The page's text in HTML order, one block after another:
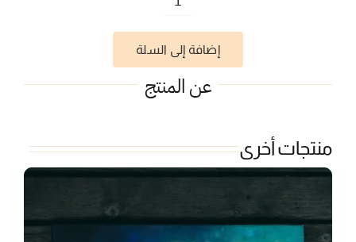
كمية
دمشق
الأموي
إضافة إلى السلة
عن المنتج
منتجات أخرى